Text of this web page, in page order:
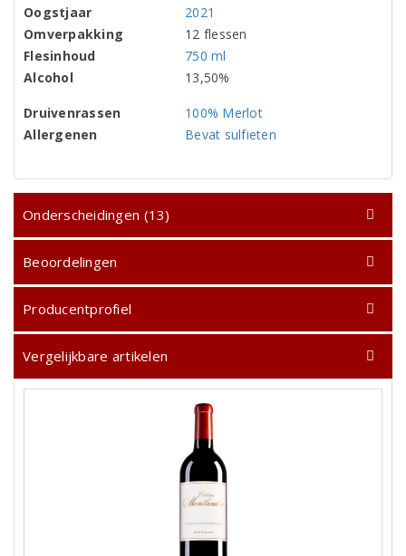
Oogstjaar
2021
Omverpakking
12 flessen
Flesinhoud
750 ml
Alcohol
13,50%
Druivenrassen
100% Merlot
Allergenen
Bevat sulfieten
Onderscheidingen (13)
Beoordelingen
Producentprofiel
Vergelijkbare artikelen